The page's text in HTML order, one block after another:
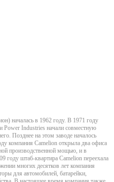
началась в 1962 году. В 1971 году
Industries начали совместную
Позднее на этом заводе началось
компания Camelion открыла два офиса
производственной мощью, и в
году штаб-квартира Camelion переехала
многих десятков лет компания
для автомобилей, батарейки,